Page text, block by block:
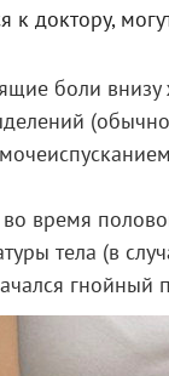
к доктору,
боли внизу
время
тела (в
гнойный